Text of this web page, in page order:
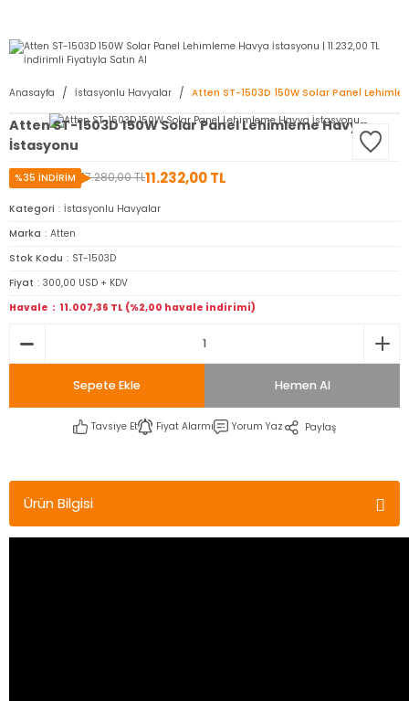
Anasayfa İstasyonlu Havyalar Atten ST-1503D 150W Solar Panel
Atten ST-1503D 150W Solar Panel Lehimleme Havya
İstasyonu
17.280,00 TL11.232,00 TL
%35 İNDİRİM
Kategori
İstasyonlu Havyalar
Marka
Atten
Stok Kodu
ST-1503D
Fiyat
300,00 USD + KDV
Havale
11.007,36 TL (%2,00 havale indirimi)
Sepete Ekle Hemen Al
Tavsiye Et Fiyat Alarmı Yorum Yaz Paylaş
Ürün Bilgisi